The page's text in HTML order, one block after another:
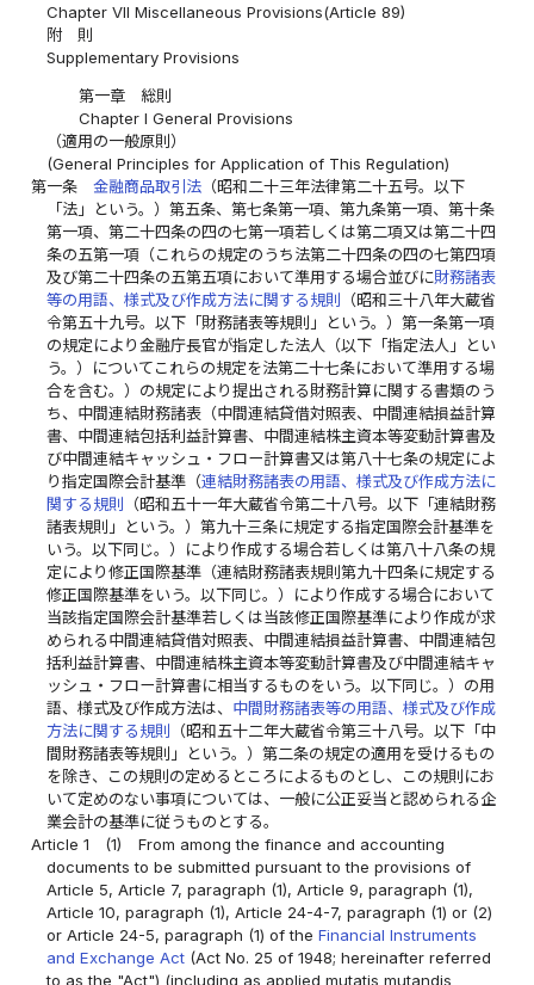
Chapter VII Miscellaneous Provisions(Article 89)
附 則
Supplementary Provisions
第一章 総則
Chapter I General Provisions
（適用の一般原則）
(General Principles for Application of This Regulation)
第一条
金融商品取引法 （昭和二十三年法律第二十五号。以下
「法」という。）第五条、第七条第一項、第九条第一項、第十条
第一項、第二十四条の四の七第一項若しくは第二項又は第二十四
条の五第一項（これらの規定のうち法第二十四条の四の七第四項
及び第二十四条の五第五項において準用する場合並びに財務諸表
等の用語、様式及び作成方法に関する規則 （昭和三十八年大蔵省
令第五十九号。以下「財務諸表等規則」という。）第一条第一項
の規定により金融庁長官が指定した法人（以下「指定法人」とい
う。）についてこれらの規定を法第二十七条において準用する場
合を含む。）の規定により提出される財務計算に関する書類のう
ち、中間連結財務諸表（中間連結貸借対照表、中間連結損益計算
書、中間連結包括利益計算書、中間連結株主資本等変動計算書及
び中間連結キャッシュ・フロー計算書又は第八十七条の規定によ
り指定国際会計基準（連結財務諸表の用語、様式及び作成方法に
関する規則 （昭和五十一年大蔵省令第二十八号。以下「連結財務
諸表規則」という。）第九十三条に規定する指定国際会計基準を
いう。以下同じ。）により作成する場合若しくは第八十八条の規
定により修正国際基準（連結財務諸表規則第九十四条に規定する
修正国際基準をいう。以下同じ。）により作成する場合において
当該指定国際会計基準若しくは当該修正国際基準により作成が求
められる中間連結貸借対照表、中間連結損益計算書、中間連結包
括利益計算書、中間連結株主資本等変動計算書及び中間連結キャ
ッシュ・フロー計算書に相当するものをいう。以下同じ。）の用
語、様式及び作成方法は、 中間財務諸表等の用語、様式及び作成
方法に関する規則 （昭和五十二年大蔵省令第三十八号。以下「中
間財務諸表等規則」という。）第二条の規定の適用を受けるもの
を除き、この規則の定めるところによるものとし、この規則にお
いて定めのない事項については、一般に公正妥当と認められる企
業会計の基準に従うものとする。
Article 1
(1)
From among the finance and accounting
documents to be submitted pursuant to the provisions of
Article 5, Article 7, paragraph (1), Article 9, paragraph (1),
Article 10, paragraph (1), Article 24-4-7, paragraph (1) or (2)
or Article 24-5, paragraph (1) of theFinancial Instruments
and Exchange Act (Act No. 25 of 1948; hereinafter referred
to as the "Act") (including as applied mutatis mutandis